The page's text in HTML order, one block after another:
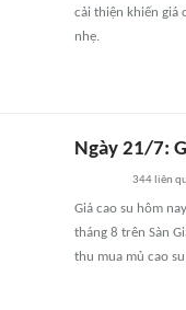
cải thiện khiến giá
nhẹ.
Ngày 21/7:
344 liên
Giá cao su hôm
tháng 8 trên Sàn
thu mua mủ cao